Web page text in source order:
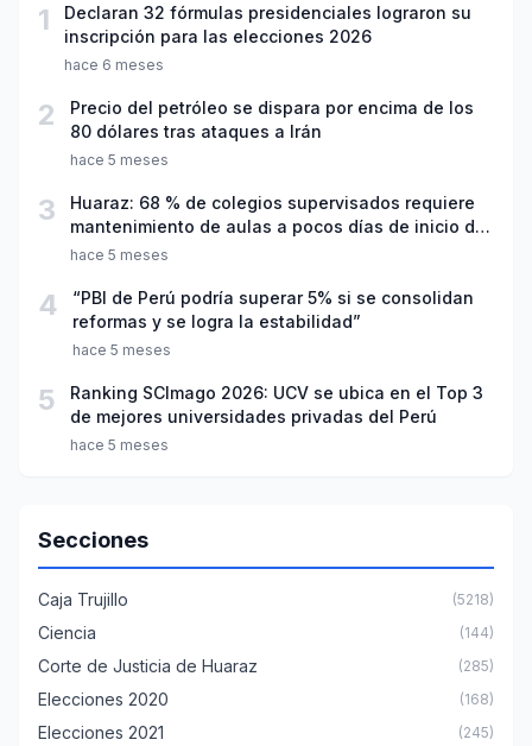
1
Declaran 32 fórmulas presidenciales lograron su
inscripción para las elecciones 2026
hace 6 meses
2
Precio del petróleo se dispara por encima de los
80 dólares tras ataques a Irán
hace 5 meses
3
Huaraz: 68 % de colegios supervisados requiere
mantenimiento de aulas a pocos días de inicio del
año escolar 2026
hace 5 meses
4
“PBI de Perú podría superar 5% si se consolidan
reformas y se logra la estabilidad”
hace 5 meses
5
Ranking SCImago 2026: UCV se ubica en el Top 3
de mejores universidades privadas del Perú
hace 5 meses
Secciones
Caja Trujillo (5218)
Ciencia (144)
Corte de Justicia de Huaraz (285)
Elecciones 2020 (168)
Elecciones 2021 (245)